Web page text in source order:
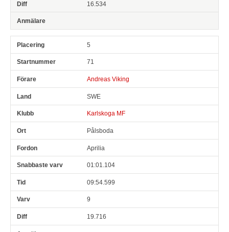
16.534
5
71
Andreas Viking
SWE
Karlskoga MF
Pålsboda
Aprilia
01:01.104
09:54.599
9
19.716